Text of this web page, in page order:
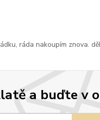
a buďte v
ráda nakoupím znova.